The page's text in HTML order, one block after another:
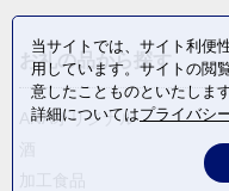
お礼の品から探す
ANAオリジナル
当サイトでは、サイト利便
用しています。サイトの閲
意したことものといたします
詳細についてはプライバシ